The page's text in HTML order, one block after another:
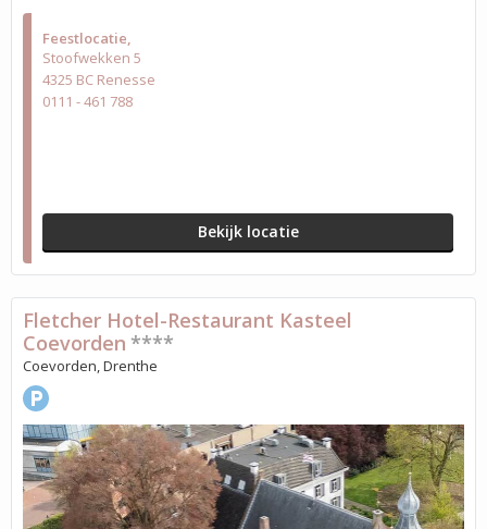
Feestlocatie
Stoofwekken 5
4325 BC Renesse
0111 - 461 788
Bekijk locatie
Fletcher Hotel-Restaurant Kasteel
Coevorden ****
Coevorden, Drenthe